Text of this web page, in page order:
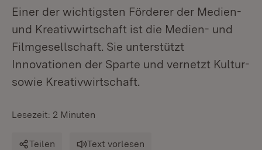
Einer der wichtigsten Förderer der Medien-
und Kreativwirtschaft ist die Medien- und
Filmgesellschaft. Sie unterstützt
Innovationen der Sparte und vernetzt Kultur-
sowie Kreativwirtschaft.
Lesezeit: 2 Minuten
Teilen Text vorlesen